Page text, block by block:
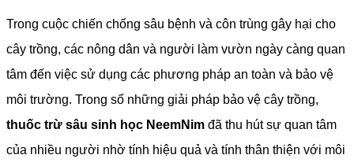
Trong cuộc chiến chống sâu bệnh và côn trùng gây hại cho
cây trồng, các nông dân và người làm vườn ngày càng quan
tâm đến việc sử dụng các phương pháp an toàn và bảo vệ
môi trường. Trong số những giải pháp bảo vệ cây trồng,
thuốc trừ sâu sinh học NeemNim đã thu hút sự quan tâm
của nhiều người nhờ tính hiệu quả và tính thân thiện với môi